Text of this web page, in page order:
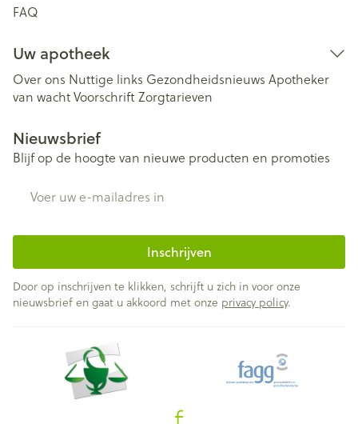
FAQ
Uw apotheek
Over ons Nuttige links Gezondheidsnieuws Apotheker
van wachtVoorschriftZorgtarieven
Nieuwsbrief
Blijf op de hoogte van nieuwe producten en promoties
Inschrijven
Door op inschrijven te klikken, schrijft u zich in voor onze
nieuwsbrief en gaat u akkoord met onze privacy policy.